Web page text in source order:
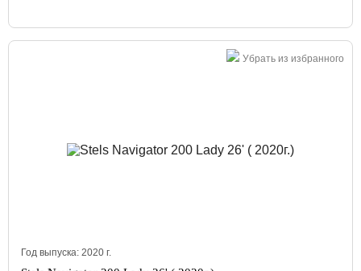
Убрать из избранного
Год выпуска: 2020 г.